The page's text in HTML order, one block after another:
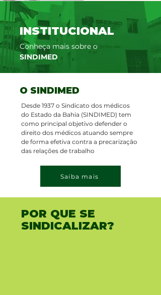
INSTITUCIONAL
Conheça mais sobre o
SINDIMED
O SINDIMED
Desde 1937 o Sindicato dos médicos
do Estado da Bahia (SINDIMED) tem
como principal objetivo defender o
direito dos médicos atuando sempre
de forma efetiva contra a precarização
das relações de trabalho
Saiba mais
POR QUE SE
SINDICALIZAR?